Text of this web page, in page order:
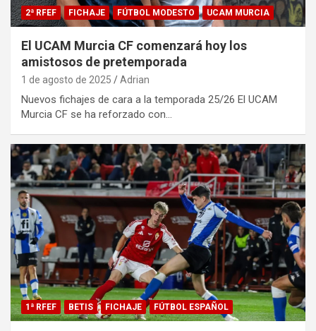
2ª RFEF FICHAJE FÚTBOL MODESTO UCAM MURCIA
El UCAM Murcia CF comenzará hoy los
amistosos de pretemporada
1 de agosto de 2025 Adrian
Nuevos fichajes de cara a la temporada 25/26 El UCAM
Murcia CF se ha reforzado con…
1ª RFEF BETIS FICHAJE FÚTBOL ESPAÑOL